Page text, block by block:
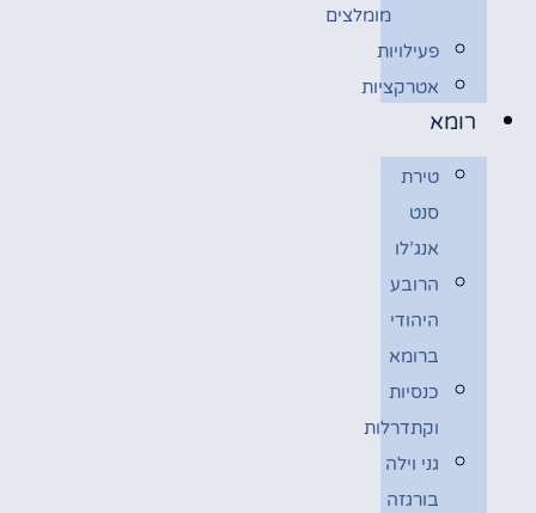
מומלצים
פעילויות
אטרקציות
רומא
טירת
סנט
אנג’לו
הרובע
היהודי
ברומא
כנסיות
וקתדרלות
גני וילה
בורגזה